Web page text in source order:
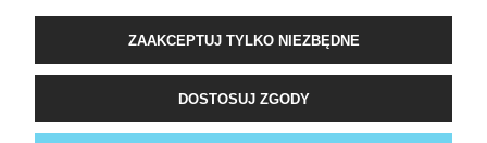
INFORMACJE
ZAAKCEPTUJ TYLKO NIEZBĘDNE
DOSTOSUJ ZGODY